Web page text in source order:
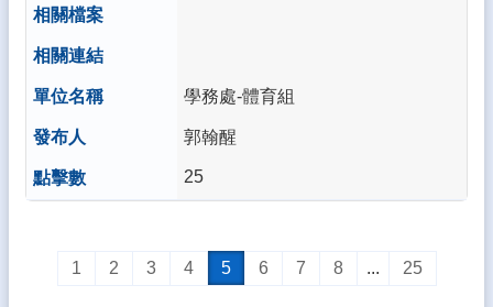
學務處-體育組
郭翰醒
25
1 2 3 4 5 6 7 8 ... 25